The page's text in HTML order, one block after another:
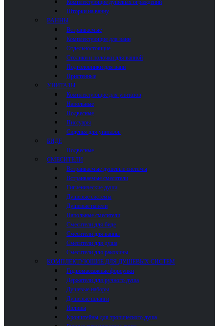
Комплектующие душевых ограждений
Шторки на ванну
ВАННЫ
Встраиваемые
Комплектующие для ванн
Отдельностоящие
Столики и полочки для ванной
Подголовники для ванн
Пристенные
УНИТАЗЫ
Комплектующие для унитазов
Напольные
Подвесные
Писсуары
Сиденья для унитазов
БИДЕ
Подвесные
СМЕСИТЕЛИ
Встраиваемые душевые системы
Встраиваемые смесители
Гигиенические души
Душевые системы
Душевые панели
Напольные смесители
Смесители для биде
Смесители для ванны
Смесители для душа
Смесители для раковины
КОМПЛЕКТУЮЩИЕ ДЛЯ ДУШЕВЫХ СИСТЕМ
Гидромассажные форсунки
Держатели для ручного душа
Душевые наборы
Душевые шланги
Изливы
Кронштейны для тропического душа